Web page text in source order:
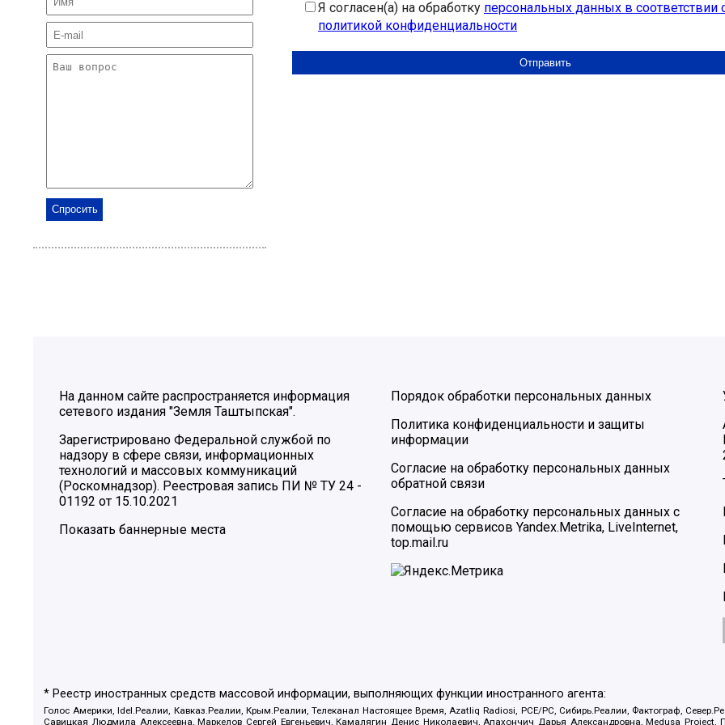
Я согласен(а) на обработку персональных данных в соответствии
политикой конфиденциальности
На данном сайте распространяется информация
сетевого издания "Земля Таштыпская".
Зарегистрировано Федеральной службой по
надзору в сфере связи, информационных
технологий и массовых коммуникаций
(Роскомнадзор). Реестровая запись ПИ № ТУ 24 -
01192 от 15.10.2021
Показать баннерные места
Порядок обработки персональных данных
Политика конфиденциальности и защиты
информации
Согласие на обработку персональных данных
обратной связи
Согласие на обработку персональных данных с
помощью сервисов Yandex.Metrika, LiveInternet,
top.mail.ru
* Реестр иностранных средств массовой информации, выполняющих функции иностранного агента:
Голос Америки, Idel.Реалии, Кавказ.Реалии, Крым.Реалии, Телеканал Настоящее Время, Azatliq Radiosi, PCE/PC, Сибирь.Реалии, Фактограф,
Савицкая Людмила Алексеевна, Маркелов Сергей Евгеньевич, Камалягин Денис Николаевич, Апахончич Дарья Александровна, Medusa